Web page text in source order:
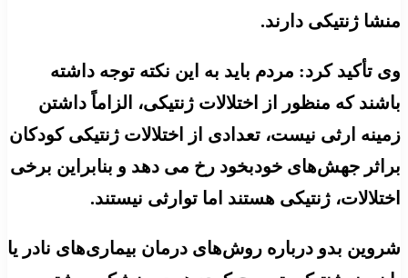
منشا ژنتیکی دارند.
وی تأکید کرد: مردم باید به این نکته توجه داشته
باشند که منظور از اختلالات ژنتیکی، الزاماً داشتن
زمینه ارثی نیست، تعدادی از اختلالات ژنتیکی کودکان
براثر جهش‌های خودبخود رخ می دهد و بنابراین برخی
اختلالات، ژنتیکی هستند اما توارثی نیستند.
شروین بدو درباره روش‌های درمان بیماری‌های نادر یا